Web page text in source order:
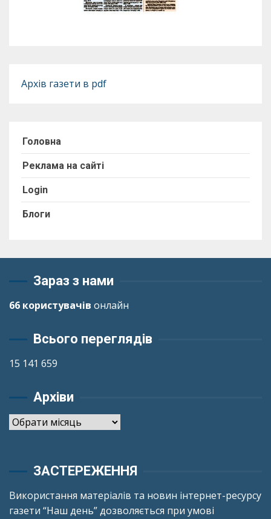
Архів газети в pdf
Головна
Реклама на сайті
Login
Блоги
Зараз з нами
66 користувачів онлайн
Всього переглядів
15 141 659
Архіви
Архіви
ЗАСТЕРЕЖЕННЯ
Використання матеріалів та новин інтернет-ресурсу
газети “Наш день” дозволяється при умові